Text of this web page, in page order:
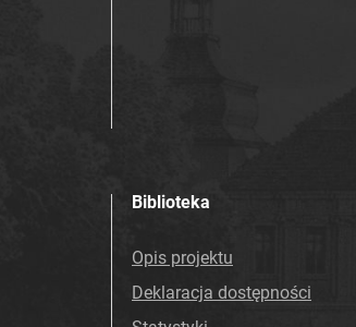
Biblioteka
Opis projektu
Deklaracja dostępności